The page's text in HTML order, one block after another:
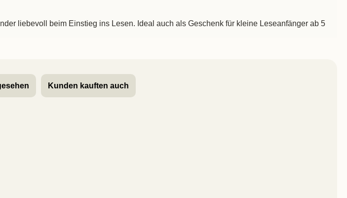
liebevoll beim Einstieg ins Lesen. Ideal auch als Geschenk für kleine Leseanfänger ab 5
Kunden kauften auch